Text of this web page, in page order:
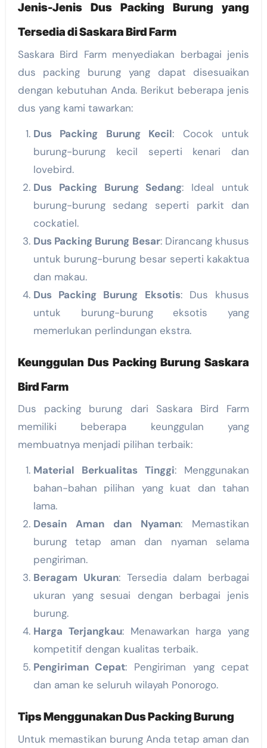
Jenis-Jenis Dus Packing Burung yang
Tersedia di Saskara Bird Farm
Saskara Bird Farm menyediakan berbagai jenis
dus packing burung yang dapat disesuaikan
dengan kebutuhan Anda. Berikut beberapa jenis
dus yang kami tawarkan:
Dus Packing Burung Kecil: Cocok untuk
burung-burung kecil seperti kenari dan
lovebird.
Dus Packing Burung Sedang: Ideal untuk
burung-burung sedang seperti parkit dan
cockatiel.
Dus Packing Burung Besar: Dirancang khusus
untuk burung-burung besar seperti kakaktua
dan makau.
Dus Packing Burung Eksotis: Dus khusus
untuk burung-burung eksotis yang
memerlukan perlindungan ekstra.
Keunggulan Dus Packing Burung Saskara
Bird Farm
Dus packing burung dari Saskara Bird Farm
memiliki beberapa keunggulan yang
membuatnya menjadi pilihan terbaik:
Material Berkualitas Tinggi: Menggunakan
bahan-bahan pilihan yang kuat dan tahan
lama.
Desain Aman dan Nyaman: Memastikan
burung tetap aman dan nyaman selama
pengiriman.
Beragam Ukuran: Tersedia dalam berbagai
ukuran yang sesuai dengan berbagai jenis
burung.
Harga Terjangkau: Menawarkan harga yang
kompetitif dengan kualitas terbaik.
Pengiriman Cepat: Pengiriman yang cepat
dan aman ke seluruh wilayah Ponorogo.
Tips Menggunakan Dus Packing Burung
Untuk memastikan burung Anda tetap aman dan